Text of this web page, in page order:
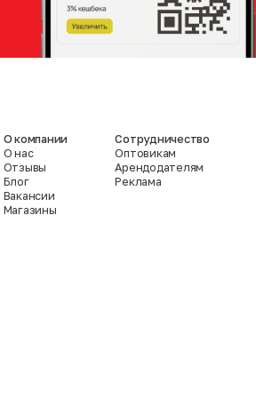
О компании
О нас
Отзывы
Блог
Вакансии
Магазины
Сотрудничество
Оптовикам
Арендодателям
Реклама